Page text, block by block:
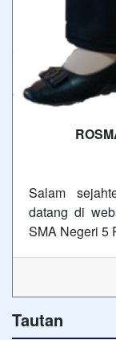
Salam
datang di
SMA Negeri 5
Tautan